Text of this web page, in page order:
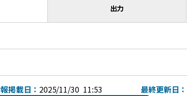
出力
掲載日： 2025/11/30 11:53 最終更新日：